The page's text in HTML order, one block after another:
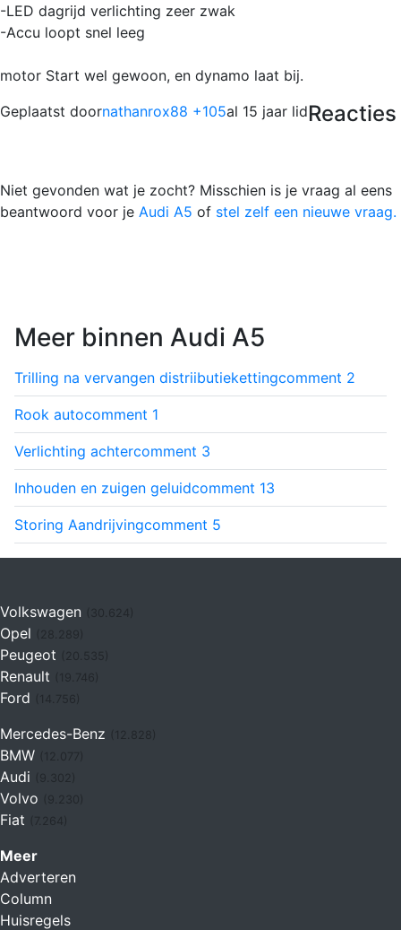
-LED dagrijd verlichting zeer zwak
-Accu loopt snel leeg
motor Start wel gewoon, en dynamo laat bij.
Geplaatst doornathanrox88 +105al 15 jaar lidReacties
Niet gevonden wat je zocht? Misschien is je vraag al eens
beantwoord voor je Audi A5 of stel zelf een nieuwe vraag.
Meer binnen Audi A5
Trilling na vervangen distriibutiekettingcomment 2
Rook autocomment 1
Verlichting achtercomment 3
Inhouden en zuigen geluidcomment 13
Storing Aandrijvingcomment 5
Volkswagen (30.624)
Opel
Peugeot
Renault (19.746)
Ford (14.756)
Mercedes-Benz
BMW
Audi
Volvo
Fiat (7.264)
Meer
Adverteren
Column
Huisregels